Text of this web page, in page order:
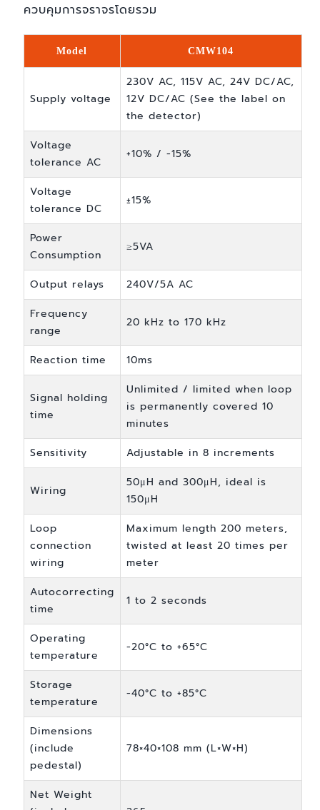
ควบคุมการจราจรโดยรวม
Model CMW104
Supply voltage
230V AC, 115V AC, 24V DC/AC,
12V DC/AC (See the label on
the detector)
Voltage
tolerance AC
+10% / -15%
Voltage
tolerance DC
±15%
Power
Consumption
≥5VA
Output relays
240V/5A AC
Frequency
range
20 kHz to 170 kHz
Reaction time 10ms
Signal holding
time
Unlimited / limited when loop
is permanently covered 10
minutes
Sensitivity
Adjustable in 8 increments
Wiring
50μH and 300μH, ideal is
150μH
Loop
connection
wiring
Maximum length 200 meters,
twisted at least 20 times per
meter
Autocorrecting
time
1 to 2 seconds
Operating
temperature
-20°C to +65°C
Storage
temperature
-40°C to +85°C
Dimensions
(include
pedestal)
78×40×108 mm (L×W×H)
Net Weight